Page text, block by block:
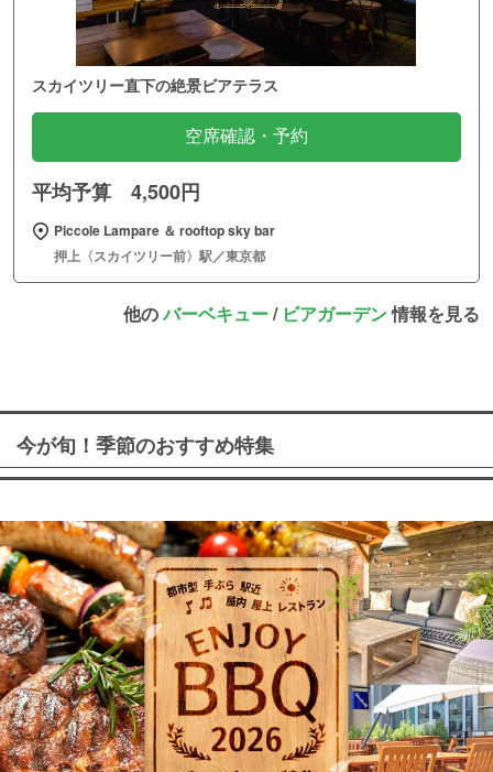
スカイツリー直下の絶景ビアテラス
空席確認・予約
平均予算 4,500円
Piccole Lampare ＆ rooftop sky bar
押上〈スカイツリー前〉駅／東京都
他のバーベキュー/ ビアガーデン情報を見る
今が旬！季節のおすすめ特集